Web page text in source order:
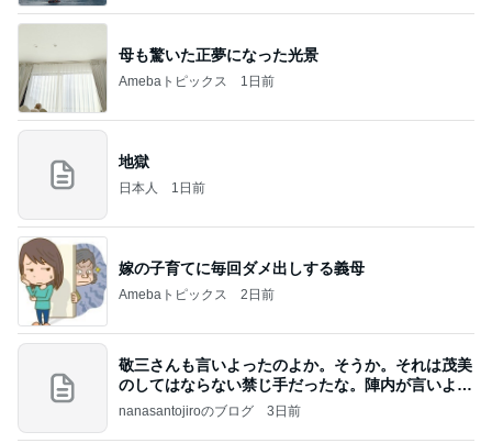
母も驚いた正夢になった光景
Amebaトピックス 1日前
地獄
日本人 1日前
嫁の子育てに毎回ダメ出しする義母
Amebaトピックス 2日前
敬三さんも言いよったのよか。そうか。それは茂美
のしてはならない禁じ手だったな。陣内が言いよる
のよ
nanasantojiroのブログ 3日前